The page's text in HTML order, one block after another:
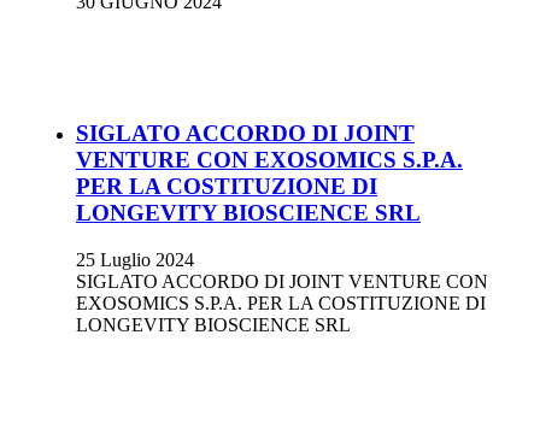
SIGLATO ACCORDO DI JOINT
VENTURE CON EXOSOMICS S.P.A.
PER LA COSTITUZIONE DI
LONGEVITY BIOSCIENCE SRL
25 Luglio 2024
SIGLATO ACCORDO DI JOINT VENTURE CON
EXOSOMICS S.P.A. PER LA COSTITUZIONE DI
LONGEVITY BIOSCIENCE SRL